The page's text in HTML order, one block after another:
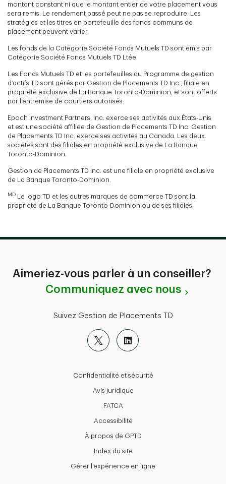
montant constant ni que le montant entier de votre placement vous
sera remis. Le rendement passé peut ne pas se reproduire. Les
stratégies et les titres en portefeuille des fonds communs de
placement peuvent varier.
Les fonds de la Catégorie Société Fonds Mutuels TD sont émis par
Catégorie Société Fonds Mutuels TD Ltée.
Les Fonds Mutuels TD et les portefeuilles du Programme de gestion
d’actifs TD sont gérés par Gestion de Placements TD Inc., filiale en
propriété exclusive de La Banque Toronto-Dominion, et sont offerts
par l’entremise de courtiers autorisés.
Epoch Investment Partners, Inc. exerce ses activités aux États-Unis
et est une société affiliée de Gestion de Placements TD Inc. Gestion
de Placements TD Inc. exerce ses activités au Canada. Les deux
sociétés sont des filiales en propriété exclusive de La Banque
Toronto-Dominion.
Gestion de Placements TD Inc. est une filiale en propriété exclusive
de La Banque Toronto-Dominion.
MD Le logo TD et les autres marques de commerce TD sont la
propriété de La Banque Toronto-Dominion ou de ses filiales.
Aimeriez-vous parler à un conseiller?
Communiquez avec nous
Suivez Gestion de Placements TD
Confidentialité et sécurité
Avis juridique
FATCA
Accessibilité
À propos de GPTD
Index du site
Gérer l'expérience en ligne